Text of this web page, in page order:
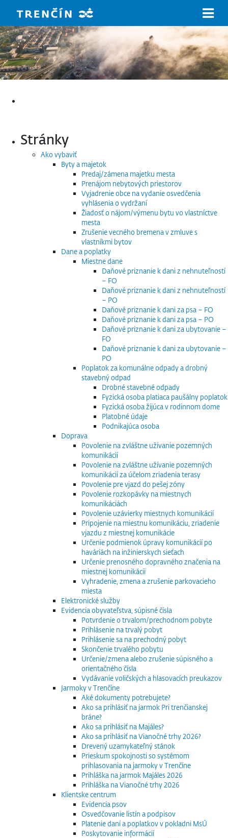
Stránky
Ako vybaviť
Byty a majetok
Predaj/zámena majetku mesta
Prenájom nebytových priestorov
Vyjadrenie obce na vydanie osvedčenia
vyhlásenia o vydržaní
Žiadosť o nájom/výmenu bytu vo vlastníctve
mesta
Zrušenie vecného bremena v zmluve s
vlastníkmi bytov
Dane a poplatky
Miestne dane
Daňové priznanie k dani z nehnuteľností
– FO
Daňové priznanie k dani z nehnuteľností
– PO
Daňové priznanie k dani za psa – FO
Daňové priznanie k dani za psa – PO
Daňové priznanie k dani za ubytovanie –
FO
Daňové priznanie k dani za ubytovanie –
PO
Poplatok za komunálne odpady a drobný
stavebný odpad
Drobné stavebné odpady
Fyzická osoba platiaca paušálny poplatok
Fyzická osoba žijúca v rodinnom dome
Platobné údaje
Podnikajúca osoba
Doprava
Povolenie na zvláštne užívanie pozemných
komunikácií
Povolenie na zvláštne užívanie pozemných
komunikácií za účelom zriadenia terasy
Povolenie pre vjazd do pešej zóny
Povolenie rozkopávky na miestnych
komunikáciách
Povolenie uzávierky miestnych komunikácií
Pripojenie na miestnu komunikáciu, zriadenie
vjazdu z miestnej komunikácie
Určenie podmienok úpravy komunikácií po
haváriách na inžinierskych sieťach
Určenie prenosného dopravného značenia na
miestnej komunikácii
Vyhradenie, zmena a zrušenie parkovacieho
miesta
Elektronické služby
Evidencia obyvateľstva, súpisné čísla
Potvrdenie o trvalom/prechodnom pobyte
Prihlásenie na trvalý pobyt
Prihlásenie sa na prechodný pobyt
Skončenie trvalého pobytu
Určenie/zmena alebo zrušenie súpisného a
orientačného čísla
Vydávanie voličských a hlasovacích preukazov
Jarmoky v Trenčíne
Aké dokumenty potrebujete?
Ako sa prihlásiť na jarmok Pri trenčianskej
bráne?
Ako sa prihlásiť na Majáles?
Ako sa prihlásiť na Vianočné trhy 2026?
Drevený uzamykateľný stánok
Prieskum spokojnosti so systémom
prihlasovania na jarmoky v Trenčíne
Prihláška na jarmok Majáles 2026
Prihláška na Vianočné trhy 2026
Klientske centrum
Evidencia psov
Osvedčovanie listín a podpisov
Platenie daní a poplatkov v pokladni MsÚ
Poskytovanie informácií